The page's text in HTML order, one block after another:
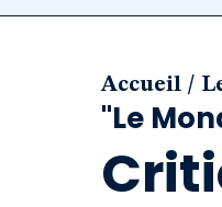
Accueil /
"Le